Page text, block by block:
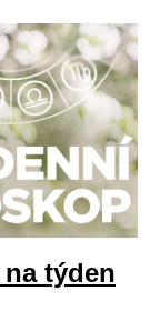
týden